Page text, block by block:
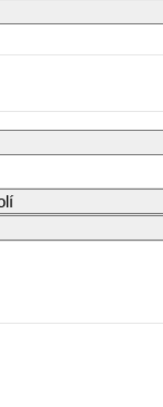
Říjen 2026
ST ČT PÁ SO
18 390